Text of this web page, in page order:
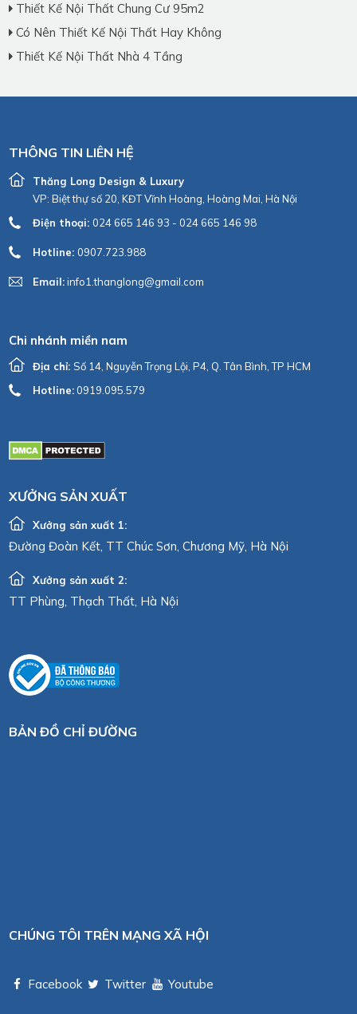
Thiết Kế Nội Thất Chung Cư 95m2
Có Nên Thiết Kế Nội Thất Hay Không
Thiết Kế Nội Thất Nhà 4 Tầng
THÔNG TIN LIÊN HỆ
Thăng Long Design & Luxury
VP: Biệt thự số 20, KĐT Vĩnh Hoàng, Hoàng Mai, Hà Nội
Điện thoại: 024 665 146 93 - 024 665 146 98
Hotline: 0907.723.988
Email:info1.thanglong@gmail.com
Chi nhánh miền nam
Địa chỉ: Số 14, Nguyễn Trọng Lội, P4, Q. Tân Bình, TP HCM
Hotline: 0919.095.579
XƯỞNG SẢN XUẤT
Xưởng sản xuất 1:
Đường Đoàn Kết, TT Chúc Sơn, Chương Mỹ, Hà Nội
Xưởng sản xuất 2:
TT Phùng, Thạch Thất, Hà Nội
BẢN ĐỒ CHỈ ĐƯỜNG
CHÚNG TÔI TRÊN MẠNG XÃ HỘI
Facebook Twitter Youtube